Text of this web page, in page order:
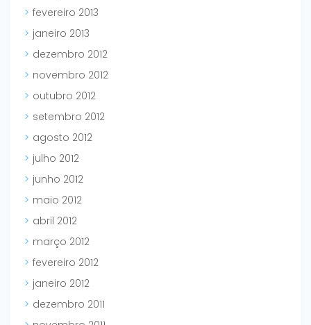
fevereiro 2013
janeiro 2013
dezembro 2012
novembro 2012
outubro 2012
setembro 2012
agosto 2012
julho 2012
junho 2012
maio 2012
abril 2012
março 2012
fevereiro 2012
janeiro 2012
dezembro 2011